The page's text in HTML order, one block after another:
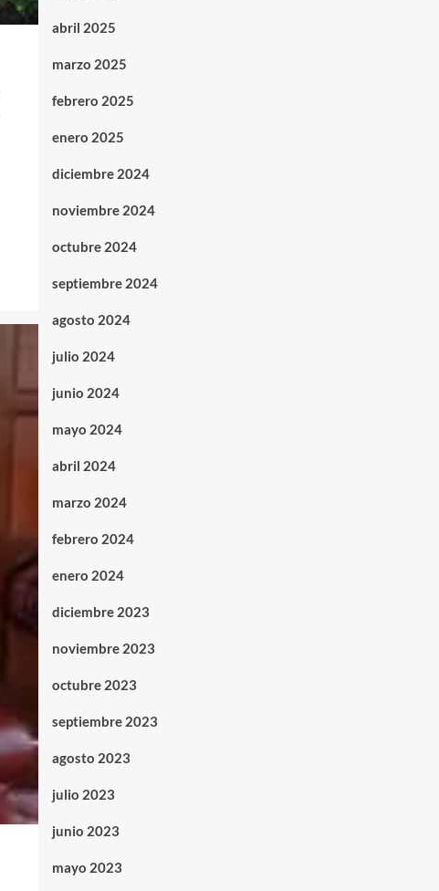
abril 2025
marzo 2025
febrero 2025
enero 2025
diciembre 2024
noviembre 2024
octubre 2024
septiembre 2024
agosto 2024
julio 2024
junio 2024
mayo 2024
abril 2024
marzo 2024
febrero 2024
enero 2024
diciembre 2023
noviembre 2023
octubre 2023
septiembre 2023
agosto 2023
julio 2023
junio 2023
mayo 2023